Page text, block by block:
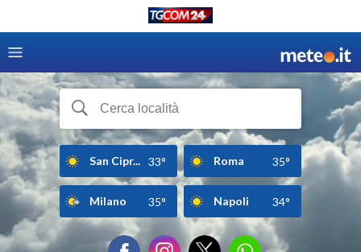
San Cipr... 33° Roma 35°
Milano 35° Napoli 34°